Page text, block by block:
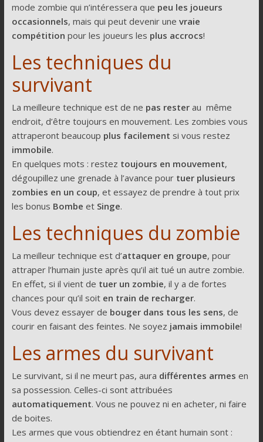
mode zombie qui n’intéressera que peu les joueurs
occasionnels, mais qui peut devenir une vraie
compétition pour les joueurs les plus accrocs!
Les techniques du
survivant
La meilleure technique est de ne pas resterau même
endroit, d’être toujours en mouvement. Les zombies vous
attraperont beaucoup plus facilement si vous restez
immobile.
En quelques mots : restez toujours en mouvement,
dégoupillez une grenade à l’avance pour tuer plusieurs
zombies en un coup, et essayez de prendre à tout prix
les bonus Bombe et Singe.
Les techniques du zombie
La meilleur technique est d’attaquer en groupe, pour
attraper l’humain juste après qu’il ait tué un autre zombie.
En effet, si il vient de tuer un zombie, il y a de fortes
chances pour qu’il soit en train de recharger.
Vous devez essayer de bouger dans tous les sens, de
courir en faisant des feintes. Ne soyez jamais immobile!
Les armes du survivant
Le survivant, si il ne meurt pas, aura différentes armes en
sa possession. Celles-ci sont attribuées
automatiquement. Vous ne pouvez ni en acheter, ni faire
de boites.
Les armes que vous obtiendrez en étant humain sont :